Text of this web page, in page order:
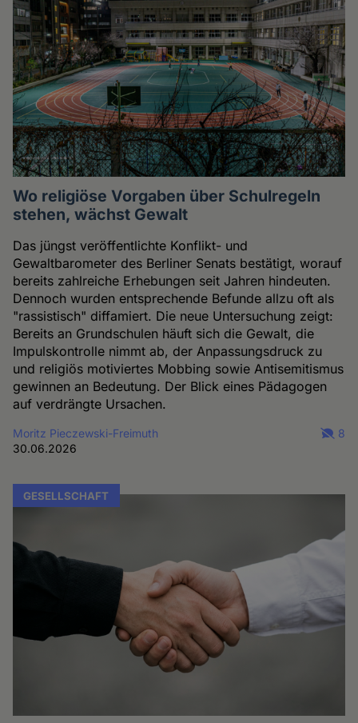
Wo religiöse Vorgaben über Schulregeln
stehen, wächst Gewalt
Das jüngst veröffentlichte Konflikt- und
Gewaltbarometer des Berliner Senats bestätigt, worauf
bereits zahlreiche Erhebungen seit Jahren hindeuten.
Dennoch wurden entsprechende Befunde allzu oft als
"rassistisch" diffamiert. Die neue Untersuchung zeigt:
Bereits an Grundschulen häuft sich die Gewalt, die
Impulskontrolle nimmt ab, der Anpassungsdruck zu
und religiös motiviertes Mobbing sowie Antisemitismus
gewinnen an Bedeutung. Der Blick eines Pädagogen
auf verdrängte Ursachen.
Moritz Pieczewski-Freimuth
30.06.2026
8
GESELLSCHAFT